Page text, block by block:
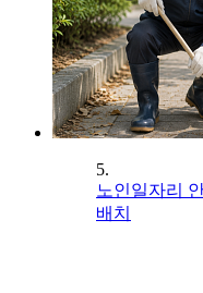
5.
노인일자리
배치